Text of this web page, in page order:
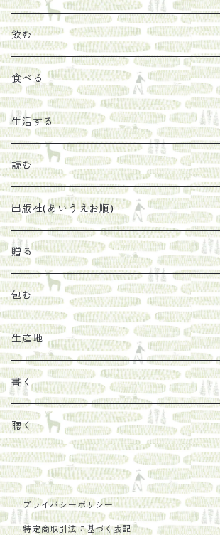
飲む
お茶
エキス
珈琲豆
太山寺珈琲焙煎室
食べる
ジャム
うめぼし
塩
オリーブオイル
その他
マスコバド糖
しょうがパウダー
野菜・果物
新しょうが
レモン
生活する
エコラップ
石けん
ヘチマたわし
陶器
馬目隆宏
絵
タンブラー
読む
刊行から時間が経ったけれど、長く売り続
贈り物に勧めたい絵本
紀伊半島ブックマルシェ関連本
らくだ舎出帆室の参考本など
新刊では販売しづらくなった本を巡らせて
古本や自由価格本から探す
出版社(あいうえお順)
らくだ舎出帆室
リトルプレス
mario books
タイドラー
Sakumag
地下BOOKS
疋田千里
海外出版社
古本
あ行
明石書店
赤々舎
か行
偕成社
さ行
贈る
包装
ギフトセット
カレンダー
カップ
ステッカー
包む
生産地
色川
そこそこ農園
農家民泊JUGEM
だものみち
フィリピン
パレスチナ
インドネシア
書く
カムワッカ
らくだ舎
ポストカード
聴く
里
COLECTIVO ALTEPE
プライバシーポリシー
特定商取引法に基づく表記